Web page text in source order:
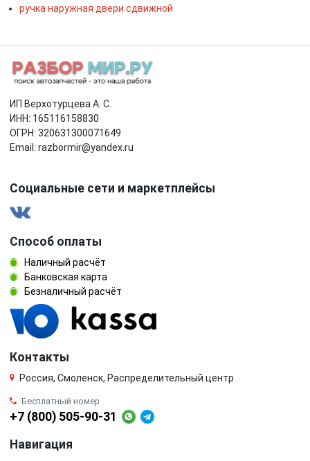
ручка наружная двери сдвижной
ИП Верхотурцева А. С.
ИНН: 165116158830
ОГРН: 320631300071649
Email: razbormir@yandex.ru
Социальные сети и маркетплейсы
Способ оплаты
Наличный расчёт
Банковская карта
Безналичный расчёт
Контакты
Россия, Смоленск, Распределительный центр
Бесплатный номер
+7 (800) 505-90-31
Навигация